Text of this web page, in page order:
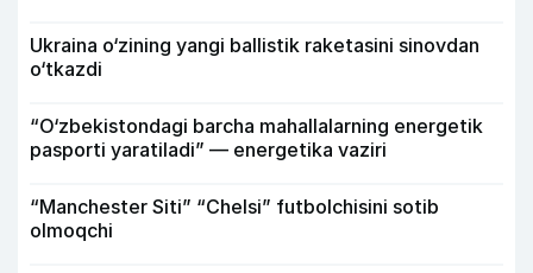
Ukraina o‘zining yangi ballistik raketasini sinovdan
o‘tkazdi
“O‘zbekistondagi barcha mahallalarning energetik
pasporti yaratiladi” — energetika vaziri
“Manchester Siti” “Chelsi” futbolchisini sotib
olmoqchi